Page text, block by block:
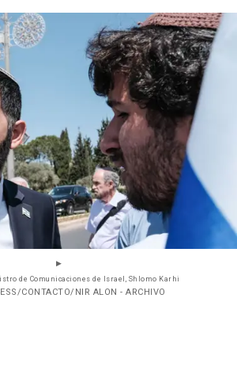
de Comunicaciones de Israel, Shlomo Karhi
CONTACTO/NIR ALON - ARCHIVO